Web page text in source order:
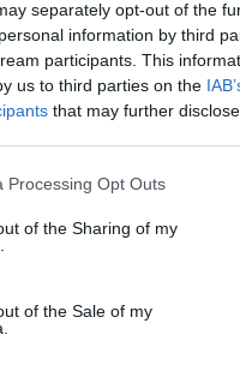
separately opt-out of the
information by third
participants. This
us to third parties on the
that may further
Processing Opt Outs
of the Sharing of my
of the Sale of my